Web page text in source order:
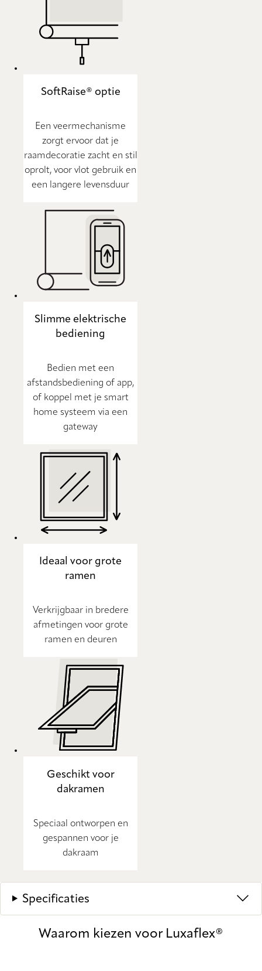
SoftRaise® optie
Een veermechanisme
zorgt ervoor dat je
raamdecoratie zacht en stil
oprolt, voor vlot gebruik en
een langere levensduur
Slimme elektrische
bediening
Bedien met een
afstandsbediening of app,
of koppel met je smart
home systeem via een
gateway
Ideaal voor grote
ramen
Verkrijgbaar in bredere
afmetingen voor grote
ramen en deuren
Geschikt voor
dakramen
Speciaal ontworpen en
gespannen voor je
dakraam
Specificaties
Waarom kiezen voor Luxaflex®